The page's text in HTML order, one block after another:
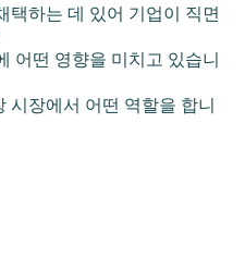
택하는 데 있어 기업이 직면
어떤 영향을 미치고 있습니
시장에서 어떤 역할을 합니